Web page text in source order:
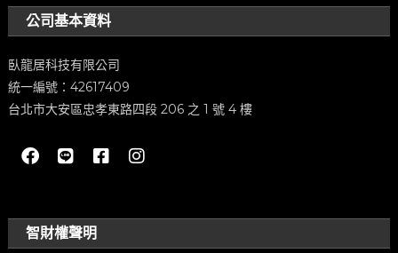
公司基本資料
臥龍居科技有限公司
統一編號：42617409
台北市大安區忠孝東路四段 206 之 1 號 4 樓
智財權聲明